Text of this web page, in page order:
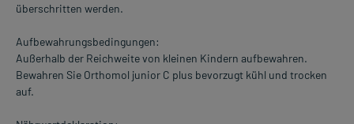
überschritten werden.
Aufbewahrungsbedingungen:
Außerhalb der Reichweite von kleinen Kindern aufbewahren.
Bewahren Sie Orthomol junior C plus bevorzugt kühl und trocken
auf.